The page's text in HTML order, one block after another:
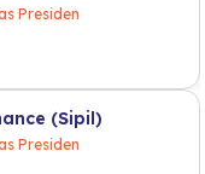
Presiden
(Sipil)
Presiden